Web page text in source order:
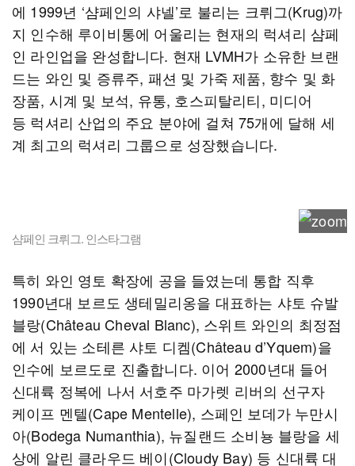
에 1999년 ‘샴페인의 샤넬’로 불리는 크뤼그(Krug)까
지 인수해 루이비통에 어울리는 현재의 럭셔리 샴페
인 라인업을 완성합니다. 현재 LVMH가 소유한 브랜
드는 와인 및 증류주, 패션 및 가죽 제품, 향수 및 화
장품, 시계 및 보석, 유통, 호스피탈리티, 미디어
등 럭셔리 산업의 주요 분야에 걸쳐 75개에 달해 세
계 최고의 럭셔리 그룹으로 성장했습니다.
샴페인 크뤼그. 인스타그램
특히 와인 영토 확장에 공을 들였는데 통합 직후
1990년대 보르도 생테밀리옹을 대표하는 샤토 슈발
블랑(Château Cheval Blanc), 스위트 와인의 최정점
에 서 있는 소테른 샤토 디켐(Château d’Yquem)을
인수에 보르도로 진출합니다. 이어 2000년대 들어
신대륙 정복에 나서 서호주 마가렛 리버의 선구자
케이프 멘텔(Cape Mentelle), 스페인 보데가 누만시
아(Bodega Numanthia), 뉴질랜드 소비뇽 블랑을 세
상에 알린 클라우드 베이(Cloudy Bay) 등 신대륙 대